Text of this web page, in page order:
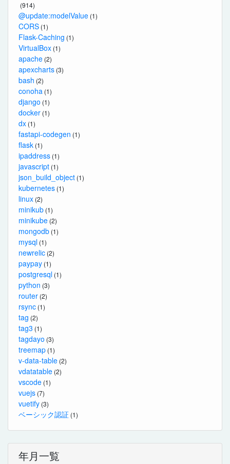
(914)
@update:modelValue (1)
CORS (1)
Flask-Caching (1)
VirtualBox (1)
apache (2)
apexcharts (3)
bash (2)
conoha (1)
django (1)
docker (1)
dx (1)
fastapi-codegen (1)
flask (1)
ipaddress (1)
javascript (1)
json_build_object (1)
kubernetes (1)
linux (2)
minikub (1)
minikube (2)
mongodb (1)
mysql (1)
newrelic (2)
paypay (1)
postgresql (1)
python (3)
router (2)
rsync (1)
tag (2)
tag3 (1)
tagdayo (3)
treemap (1)
v-data-table (2)
vdatatable (2)
vscode (1)
vuejs (7)
vuetify (3)
ベーシック認証 (1)
年月一覧